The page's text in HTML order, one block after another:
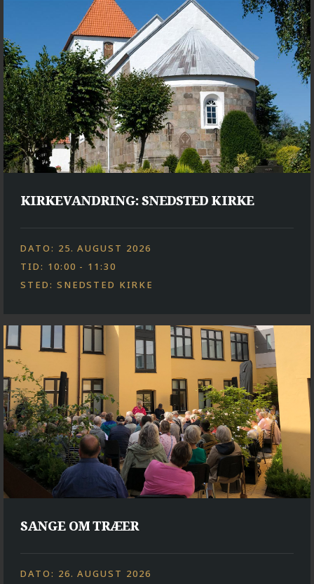
KIRKEVANDRING: SNEDSTED KIRKE
DATO: 25. AUGUST 2026
TID: 10:00 - 11:30
STED: SNEDSTED KIRKE
SANGE OM TRÆER
DATO: 26. AUGUST 2026